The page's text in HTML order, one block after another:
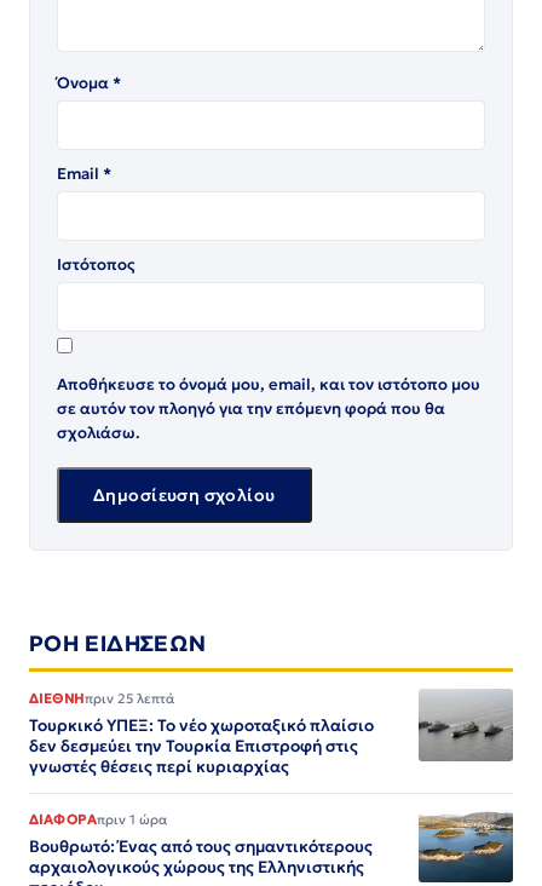
Όνομα*
Email *
Ιστότοπος
Αποθήκευσε το όνομά μου, email, και τον ιστότοπο μου
σε αυτόν τον πλοηγό για την επόμενη φορά που θα
σχολιάσω.
ΡΟΗ ΕΙΔΗΣΕΩΝ
ΔΙΕΘΝΗπριν 25 λεπτά
Τουρκικό ΥΠΕΞ: Το νέο χωροταξικό πλαίσιο
δεν δεσμεύει την Τουρκία Επιστροφή στις
γνωστές θέσεις περί κυριαρχίας
ΔΙΑΦΟΡΑπριν 1 ώρα
Βουθρωτό: Ένας από τους σημαντικότερους
αρχαιολογικούς χώρους της Ελληνιστικής